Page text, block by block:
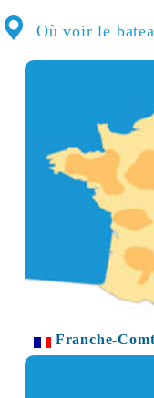
Où voir le
Franche-